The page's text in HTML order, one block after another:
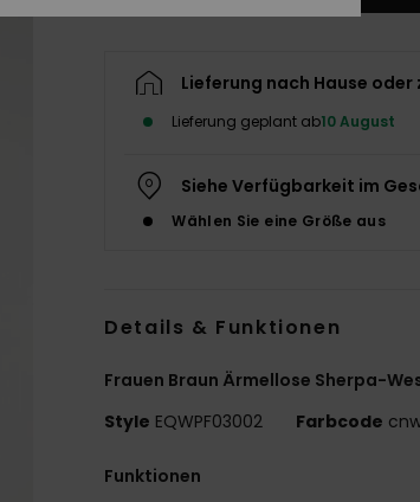
Lieferung nach Hause
Lieferung geplant ab10 August
Siehe Verfügbarkeit im
Wählen Sie eine Größe aus
Details & Funktionen
Frauen Braun Ärmellose Sherpa-
Style EQWPF03002 Farbcode
Funktionen